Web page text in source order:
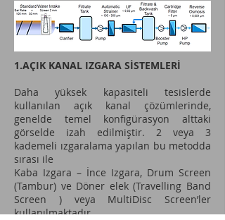
1.AÇIK KANAL IZGARA SİSTEMLERİ
Daha yüksek kapasiteli tesislerde
kullanılan açık kanal çözümlerinde,
genelde temel konfigürasyon alttaki
görselde izah edilmiştir. 2 veya 3
kademeli ızgaralama yapılan bu metodda
sırası ile
Kaba Izgara – İnce Izgara, Drum Screen
(Tambur) ve Döner elek (Travelling Band
Screen ) veya MultiDisc Screen’ler
kullanılmaktadır.